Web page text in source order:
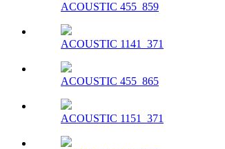
ACOUSTIC 455_859
ACOUSTIC 1141_371
ACOUSTIC 455_865
ACOUSTIC 1151_371